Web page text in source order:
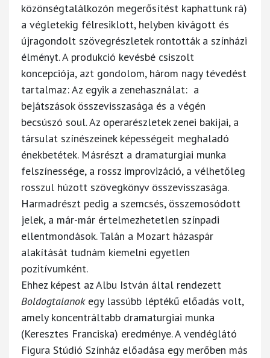
közönségtalálkozón megerősítést kaphattunk rá)
a végletekig félresiklott, helyben kivágott és
újragondolt szövegrészletek rontották a színházi
élményt. A produkció kevésbé csiszolt
koncepciója, azt gondolom, három nagy tévedést
tartalmaz: Az egyik a zenehasználat: a
bejátszások összevisszasága és a végén
becsúszó soul. Az operarészletek zenei bakijai, a
társulat színészeinek képességeit meghaladó
énekbetétek. Másrészt a dramaturgiai munka
felszínessége, a rossz improvizáció, a vélhetőleg
rosszul húzott szövegkönyv összevisszasága.
Harmadrészt pedig a szemcsés, összemosódott
jelek, a már-már értelmezhetetlen színpadi
ellentmondások. Talán a Mozart házaspár
alakítását tudnám kiemelni egyetlen
pozitívumként.
Ehhez képest az Albu István által rendezett
Boldogtalanok egy lassúbb léptékű előadás volt,
amely koncentráltabb dramaturgiai munka
(Keresztes Franciska) eredménye. A vendéglátó
Figura Stúdió Színház előadása egy merőben más